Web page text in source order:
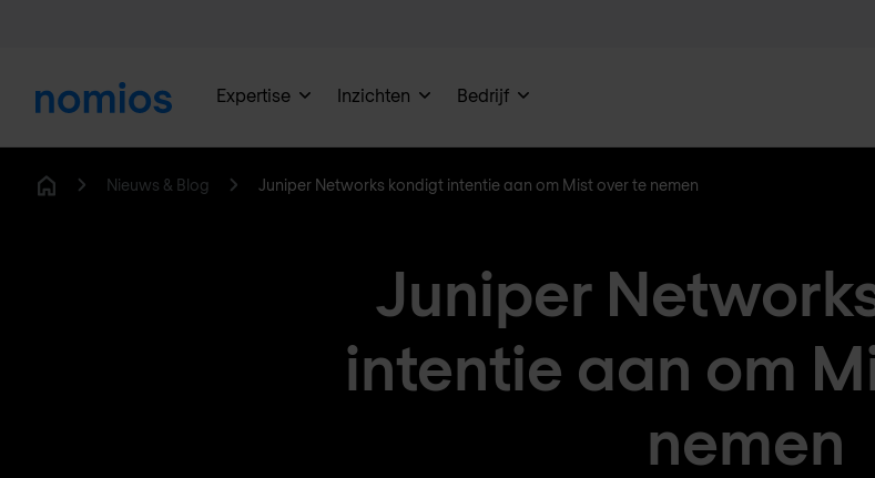
Expertise Inzichten Bedrijf
Nieuws & Blog Juniper Networks kondigt intentie aan om Mist over te nemen
Juniper
intentie aan om
nemen